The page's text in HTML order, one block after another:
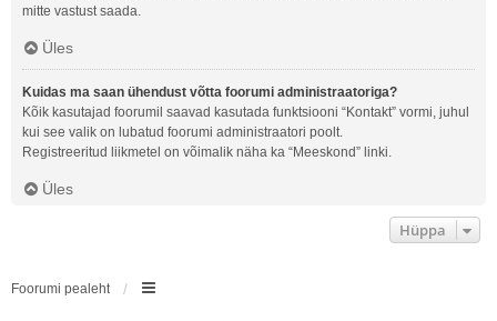
mitte vastust saada.
Üles
Kuidas ma saan ühendust võtta foorumi administraatoriga?
Kõik kasutajad foorumil saavad kasutada funktsiooni “Kontakt” vormi, juhul
kui see valik on lubatud foorumi administraatori poolt.
Registreeritud liikmetel on võimalik näha ka “Meeskond” linki.
Üles
Hüppa
Foorumi pealeht